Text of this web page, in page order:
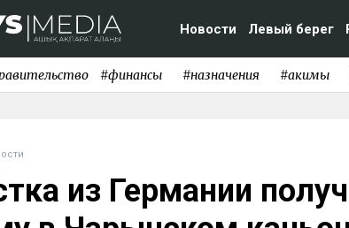
Новости Левый берег
#финансы #назначения #акимы
из Германии